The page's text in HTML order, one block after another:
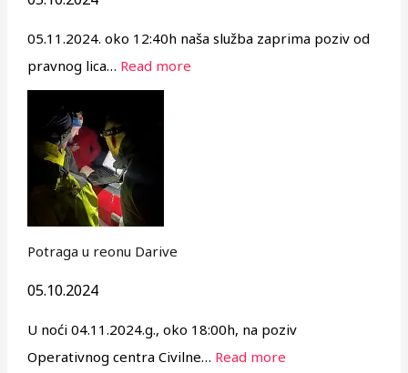
05.11.2024. oko 12:40h naša služba zaprima poziv od
pravnog lica… Read more
Potraga u reonu Darive
05.10.2024
U noći 04.11.2024.g., oko 18:00h, na poziv
Operativnog centra Civilne… Read more